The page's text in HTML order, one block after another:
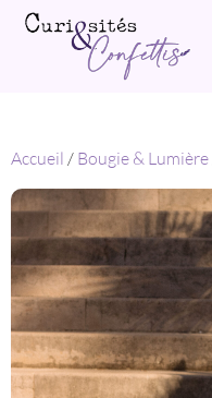
Accueil / Bougie & Lumière